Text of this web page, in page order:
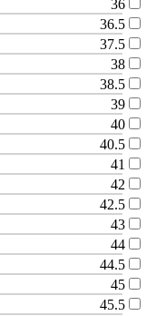
36
36.5
37.5
38
38.5
39
40
40.5
41
42
42.5
43
44
44.5
45
45.5